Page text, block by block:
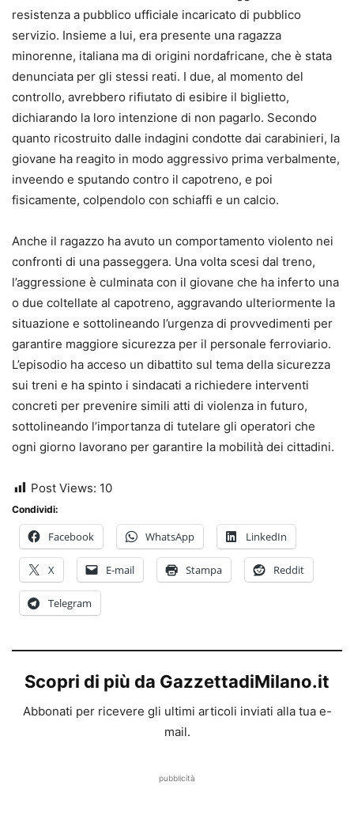
resistenza a pubblico ufficiale incaricato di pubblico
servizio. Insieme a lui, era presente una ragazza
minorenne, italiana ma di origini nordafricane, che è stata
denunciata per gli stessi reati. I due, al momento del
controllo, avrebbero rifiutato di esibire il biglietto,
dichiarando la loro intenzione di non pagarlo. Secondo
quanto ricostruito dalle indagini condotte dai carabinieri, la
giovane ha reagito in modo aggressivo prima verbalmente,
inveendo e sputando contro il capotreno, e poi
fisicamente, colpendolo con schiaffi e un calcio.
Anche il ragazzo ha avuto un comportamento violento nei
confronti di una passeggera. Una volta scesi dal treno,
l’aggressione è culminata con il giovane che ha inferto una
o due coltellate al capotreno, aggravando ulteriormente la
situazione e sottolineando l’urgenza di provvedimenti per
garantire maggiore sicurezza per il personale ferroviario.
L’episodio ha acceso un dibattito sul tema della sicurezza
sui treni e ha spinto i sindacati a richiedere interventi
concreti per prevenire simili atti di violenza in futuro,
sottolineando l’importanza di tutelare gli operatori che
ogni giorno lavorano per garantire la mobilità dei cittadini.
Post Views: 10
Condividi:
Facebook WhatsApp LinkedIn
X E-mail Stampa Reddit
Telegram
Scopri di più da GazzettadiMilano.it
Abbonati per ricevere gli ultimi articoli inviati alla tua e-
mail.
pubblicità